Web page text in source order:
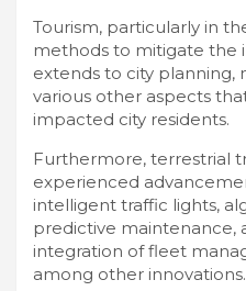
Tourism, particularly in
methods to mitigate the
extends to city planning,
various other aspects
impacted city residents.
Furthermore, terrestrial
experienced
intelligent traffic lights,
predictive maintenance,
integration of fleet
among other innovations.